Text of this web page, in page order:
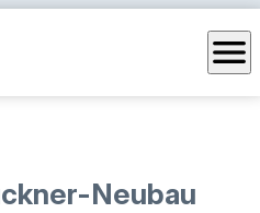
menu
Neubau